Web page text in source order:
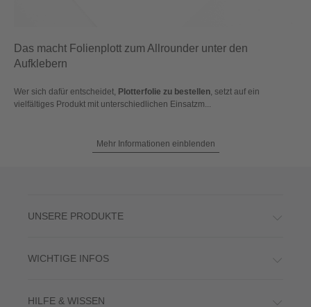
Das macht Folienplott zum Allrounder unter den
Aufklebern
Wer sich dafür entscheidet, Plotterfolie zu bestellen , setzt auf ein
vielfältiges Produkt mit unterschiedlichen Einsatzm...
Mehr Informationen einblenden
UNSERE PRODUKTE
WICHTIGE INFOS
HILFE & WISSEN